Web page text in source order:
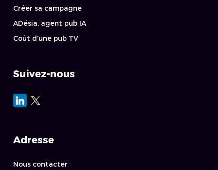
Créer sa campagne
ADésia, agent pub IA
Coût d'une pub TV
Suivez-nous
Adresse
Nous contacter